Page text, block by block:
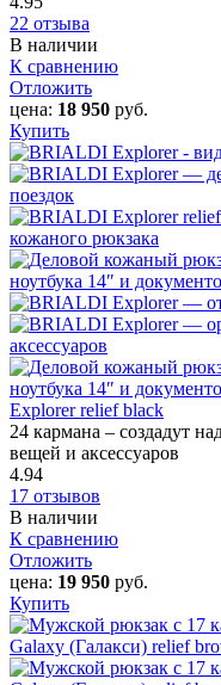
22 отзыва
В наличии
К сравнению
Отложить
цена: 18 950 руб.
Купить
Explorer relief black
24 кармана – создадут
вещей и аксессуаров
4.94
17 отзывов
В наличии
К сравнению
Отложить
цена: 19 950 руб.
Купить